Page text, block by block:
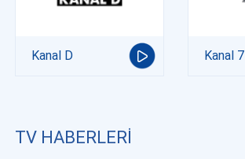
Kanal D Kanal 7
TV HABERLERI